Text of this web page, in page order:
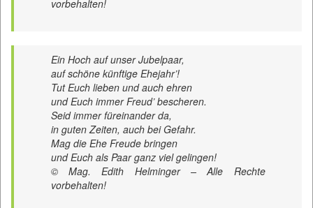
vorbehalten!
Ein Hoch auf unser Jubelpaar,
auf schöne künftige Ehejahr’!
Tut Euch lieben und auch ehren
und Euch immer Freud’ bescheren.
Seid immer füreinander da,
in guten Zeiten, auch bei Gefahr.
Mag die Ehe Freude bringen
und Euch als Paar ganz viel gelingen!
© Mag. Edith Helminger – Alle Rechte
vorbehalten!